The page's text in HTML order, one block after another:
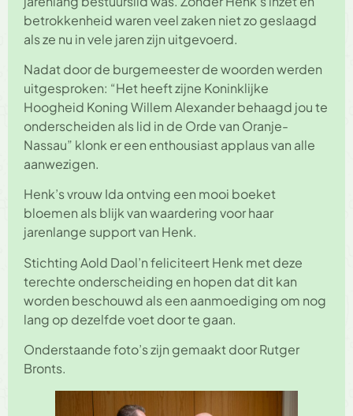
betrokkenheid waren veel zaken niet zo geslaagd
als ze nu in vele jaren zijn uitgevoerd.
Nadat door de burgemeester de woorden werden
uitgesproken: “Het heeft zijne Koninklijke
Hoogheid Koning Willem Alexander behaagd jou te
onderscheiden als lid in de Orde van Oranje-
Nassau” klonk er een enthousiast applaus van alle
aanwezigen.
Henk’s vrouw Ida ontving een mooi boeket
bloemen als blijk van waardering voor haar
jarenlange support van Henk.
Stichting Aold Daol’n feliciteert Henk met deze
terechte onderscheiding en hopen dat dit kan
worden beschouwd als een aanmoediging om nog
lang op dezelfde voet door te gaan.
Onderstaande foto’s zijn gemaakt door Rutger
Bronts.